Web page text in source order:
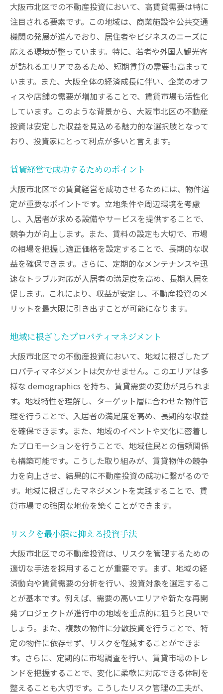
大阪市北区での不動産投資において、高賃貸需要は特に
注目される要素です。この地域は、商業施設や公共交通
機関の発展が進んでおり、居住者やビジネスのニーズに
応える環境が整っています。特に、若者や外国人観光客
が訪れるエリアであるため、短期賃貸の需要も高まって
います。また、大阪全体の経済成長に伴い、企業のオフ
ィスや店舗の需要が増加することで、賃貸市場も活性化
しています。このような背景から、大阪市北区の不動産
投資は安定した収益を見込める魅力的な選択肢となって
おり、投資家にとって利点が多いと言えます。
賃貸経営で成功するためのポイント
大阪市北区での賃貸経営を成功させるためには、物件選
定が重要なポイントです。立地条件や周辺環境を考慮
し、入居者が求める設備やサービスを提供することで、
競争力が向上します。また、賃料の設定も大切で、市場
の相場を把握し適正価格を設定することで、長期的な収
益を確保できます。さらに、定期的なメンテナンスや迅
速なトラブル対応が入居者の満足度を高め、長期入居を
促します。これにより、収益が安定し、不動産投資のメ
リットを最大限に引き出すことが可能になります。
地域に根ざしたプロパティマネジメント
大阪市北区での不動産投資において、地域に根ざしたプ
ロパティマネジメントは欠かせません。このエリアは多
様な demographics を持ち、賃貸需要の変動が見られま
す。地域特性を理解し、ターゲット層に合わせた物件管
理を行うことで、入居者の満足度を高め、長期的な収益
を確保できます。また、地域のイベントや文化に密着し
たプロモーションを行うことで、地域住民との信頼関係
も構築可能です。こうした取り組みが、賃貸物件の競争
力を向上させ、結果的に不動産投資の成功に繋がるので
す。地域に根ざしたマネジメントを実践することで、賃
貸市場での強固な地位を築くことができます。
リスクを最小限に抑える投資手法
大阪市北区での不動産投資は、リスクを管理するための
適切な手法を採用することが重要です。まず、地域の経
済動向や賃貸需要の分析を行い、投資対象を選定するこ
とが基本です。例えば、需要の高いエリアや新たな再開
発プロジェクトが進行中の地域を重点的に狙うと良いで
しょう。また、複数の物件に分散投資を行うことで、特
定の物件に依存せず、リスクを軽減することができま
す。さらに、定期的に市場調査を行い、賃貸市場のトレ
ンドを把握することで、変化に柔軟に対応できる体制を
整えることも大切です。こうしたリスク管理の工夫が、